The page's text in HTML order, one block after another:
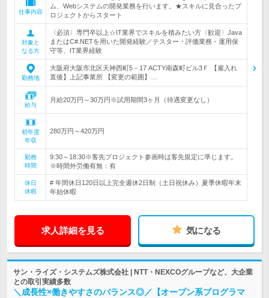
仕事内容
ム、Webシステムの開発業務を行います。★スキルに見合ったプ
ロジェクトからスタート
対象と
なる方
〈必須〉専門卒以上☆IT業界でスキルを積みたい方〈歓迎〉Java
またはC#.NETを用いた開発経験／テスター・評価業務・運用保
守等、IT業界経験
勤務地
大阪府大阪市北区天神西町5－17 ACTY南森町ビル3Ｆ 【雇入れ
直後】上記事業所 【変更の範囲】…
給与
月給20万円～30万円※試用期間3ヶ月（待遇変更なし）
初年度
年収
280万円～420万円
勤務
時間
9:30～18:30※客先プロジェクト参画時は客先規定に準じます。
※時間外労働有無：有
休日
休暇
# 年間休日120日以上完全週休2日制（土日祝休み）夏季休暇年末
年始休暇
求人詳細を見る 気になる
サン・ライズ・システムズ株式会社 | NTT・NEXCOグループなど、大企業
との取引実績多数
＼成長性×働きやすさのバランス◎／【オープン系プログラマ